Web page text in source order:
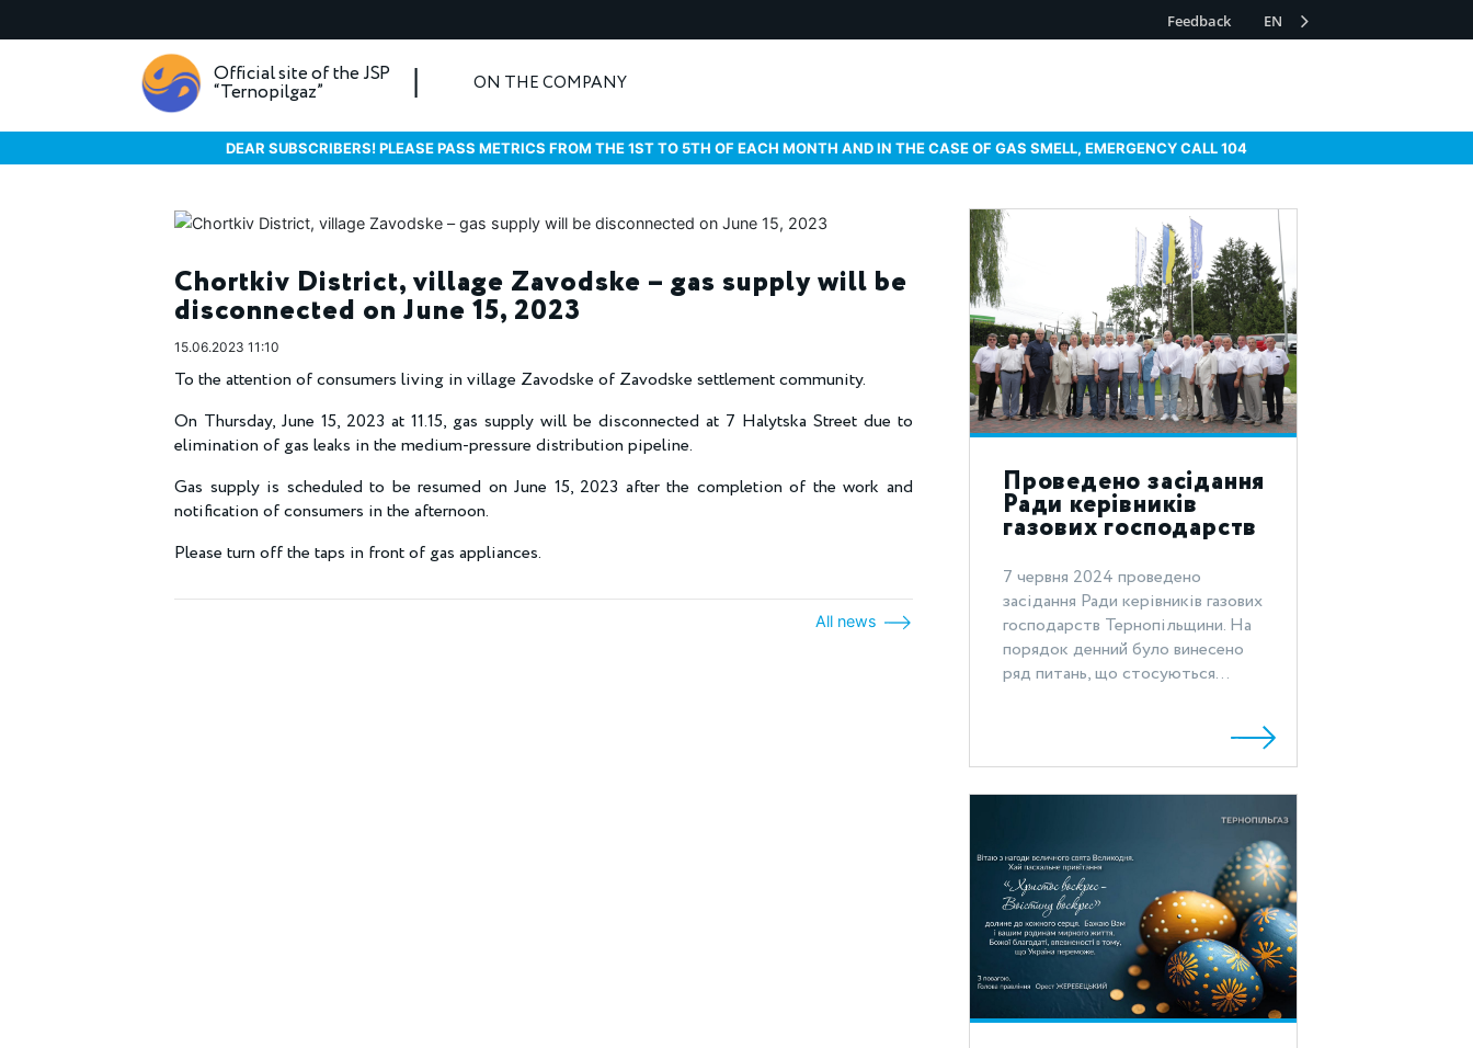
Feedback EN
Official site of the JSP
“Ternopilgaz” ON THE COMPANY
DEAR SUBSCRIBERS! PLEASE PASS METRICS FROM THE 1ST TO 5TH OF EACH MONTH AND IN THE CASE OF GAS SMELL, EMERGENCY CALL 104
Chortkiv District, village Zavodske – gas supply will be
disconnected on June 15, 2023
15.06.2023 11:10
To the attention of consumers living in village Zavodske of Zavodske settlement community.
On Thursday, June 15, 2023 at 11.15, gas supply will be disconnected at 7 Halytska Street due to
elimination of gas leaks in the medium-pressure distribution pipeline.
Gas supply is scheduled to be resumed on June 15, 2023 after the completion of the work and
notification of consumers in the afternoon.
Please turn off the taps in front of gas appliances.
All news
Проведено засідання
Ради керівників
газових господарств
Тернопільщини
7 червня 2024 проведено
засідання Ради керівників газових
господарств Тернопільщини. На
порядок денний було винесено
ряд питань, що стосуються...